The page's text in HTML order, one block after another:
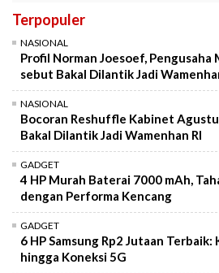
Terpopuler
NASIONAL
Profil Norman Joesoef, Pengusaha
sebut Bakal Dilantik Jadi
NASIONAL
Bocoran Reshuffle Kabinet
Bakal Dilantik Jadi Wamenhan RI
GADGET
4 HP Murah Baterai 7000 mAh,
dengan Performa Kencang
GADGET
6 HP Samsung Rp2 Jutaan Terbaik:
hingga Koneksi 5G